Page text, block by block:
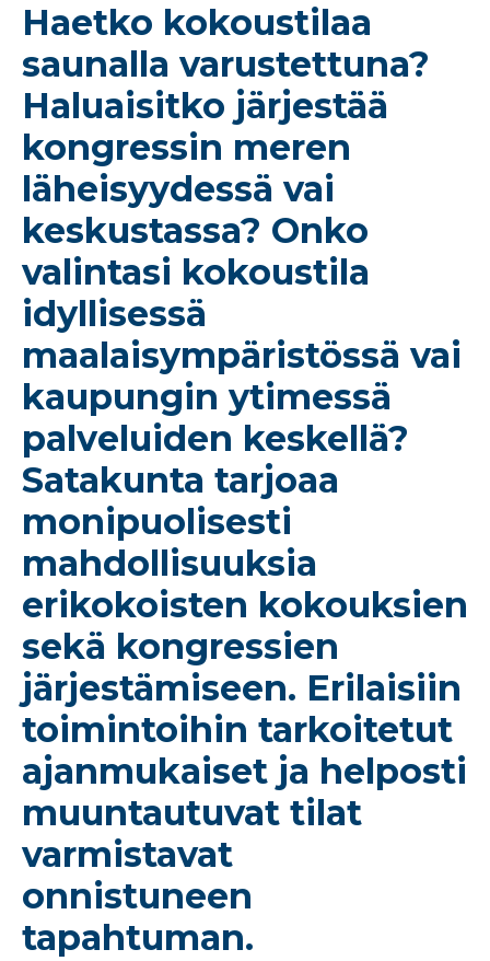
Haetko kokoustilaa
saunalla varustettuna?
Haluaisitko järjestää
kongressin meren
läheisyydessä vai
keskustassa? Onko
valintasi kokoustila
idyllisessä
maalaisympäristössä vai
kaupungin ytimessä
palveluiden keskellä?
Satakunta tarjoaa
monipuolisesti
mahdollisuuksia
erikokoisten kokouksien
sekä kongressien
järjestämiseen. Erilaisiin
toimintoihin tarkoitetut
ajanmukaiset ja helposti
muuntautuvat tilat
varmistavat
onnistuneen
tapahtuman.